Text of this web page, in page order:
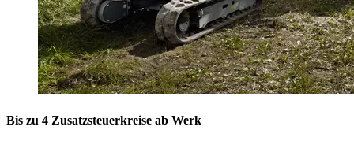
Bis zu 4 Zusatzsteuerkreise ab Werk